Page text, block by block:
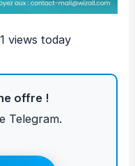
views today
offre !
Telegram.